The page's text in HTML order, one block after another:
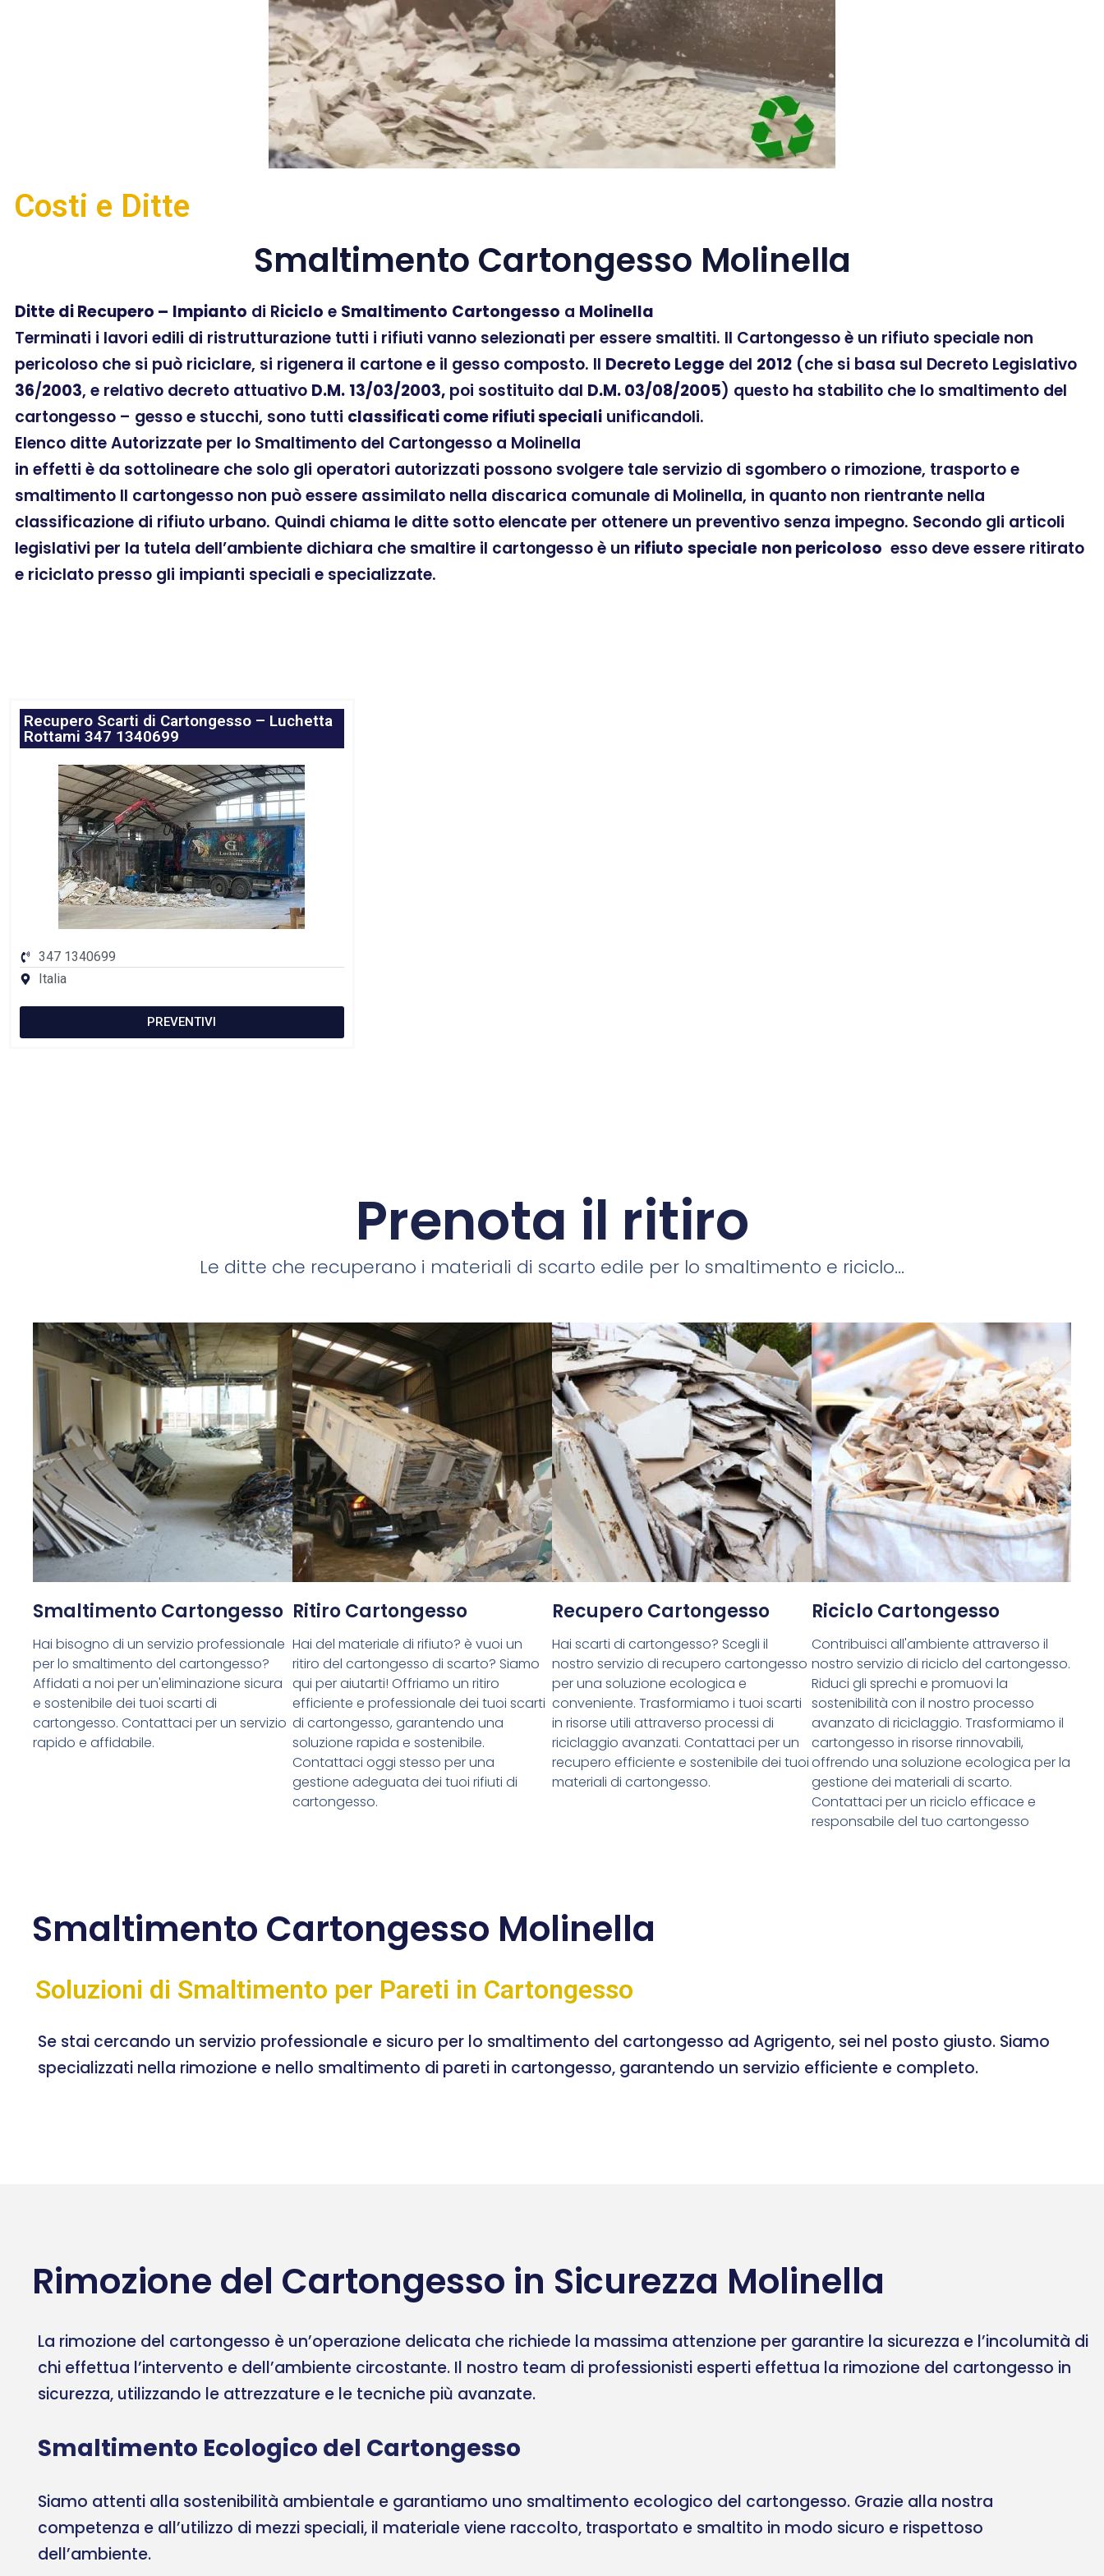
Costi e Ditte
Smaltimento Cartongesso Molinella
Ditte di Recupero – Impianto di Riciclo e Smaltimento Cartongesso a Molinella
Terminati i lavori edili di ristrutturazione tutti i rifiuti vanno selezionati per essere smaltiti. Il Cartongesso è un rifiuto speciale non
pericoloso che si può riciclare, si rigenera il cartone e il gesso composto. Il Decreto Legge del 2012 (che si basa sul Decreto Legislativo
36/2003, e relativo decreto attuativo D.M. 13/03/2003, poi sostituito dal D.M. 03/08/2005) questo ha stabilito che lo smaltimento del
cartongesso – gesso e stucchi, sono tutti classificati come rifiuti speciali unificandoli.
Elenco ditte Autorizzate per lo Smaltimento del Cartongesso a Molinella
in effetti è da sottolineare che solo gli operatori autorizzati possono svolgere tale servizio di sgombero o rimozione, trasporto e
smaltimento Il cartongesso non può essere assimilato nella discarica comunale di Molinella, in quanto non rientrante nella
classificazione di rifiuto urbano. Quindi chiama le ditte sotto elencate per ottenere un preventivo senza impegno. Secondo gli articoli
legislativi per la tutela dell’ambiente dichiara che smaltire il cartongesso è un rifiuto speciale non pericoloso esso deve essere ritirato
e riciclato presso gli impianti speciali e specializzate.
Recupero Scarti di Cartongesso – Luchetta
Rottami 347 1340699
347 1340699
Italia
PREVENTIVI
Prenota il ritiro
Le ditte che recuperano i materiali di scarto edile per lo smaltimento e riciclo...
Smaltimento Cartongesso
Hai bisogno di un servizio professionale
per lo smaltimento del cartongesso?
Affidati a noi per un'eliminazione sicura
e sostenibile dei tuoi scarti di
cartongesso. Contattaci per un servizio
rapido e affidabile.
Ritiro Cartongesso
Hai del materiale di rifiuto? è vuoi un
ritiro del cartongesso di scarto? Siamo
qui per aiutarti! Offriamo un ritiro
efficiente e professionale dei tuoi scarti
di cartongesso, garantendo una
soluzione rapida e sostenibile.
Contattaci oggi stesso per una
gestione adeguata dei tuoi rifiuti di
cartongesso.
Recupero Cartongesso
Hai scarti di cartongesso? Scegli il
nostro servizio di recupero cartongesso
per una soluzione ecologica e
conveniente. Trasformiamo i tuoi scarti
in risorse utili attraverso processi di
riciclaggio avanzati. Contattaci per un
recupero efficiente e sostenibile dei tuoi
materiali di cartongesso.
Riciclo Cartongesso
Contribuisci all'ambiente attraverso il
nostro servizio di riciclo del cartongesso.
Riduci gli sprechi e promuovi la
sostenibilità con il nostro processo
avanzato di riciclaggio. Trasformiamo il
cartongesso in risorse rinnovabili,
offrendo una soluzione ecologica per la
gestione dei materiali di scarto.
Contattaci per un riciclo efficace e
responsabile del tuo cartongesso
Smaltimento Cartongesso Molinella
Soluzioni di Smaltimento per Pareti in Cartongesso
Se stai cercando un servizio professionale e sicuro per lo smaltimento del cartongesso ad Agrigento, sei nel posto giusto. Siamo
specializzati nella rimozione e nello smaltimento di pareti in cartongesso, garantendo un servizio efficiente e completo.
Rimozione del Cartongesso in Sicurezza Molinella
La rimozione del cartongesso è un’operazione delicata che richiede la massima attenzione per garantire la sicurezza e l’incolumità di
chi effettua l’intervento e dell’ambiente circostante. Il nostro team di professionisti esperti effettua la rimozione del cartongesso in
sicurezza, utilizzando le attrezzature e le tecniche più avanzate.
Smaltimento Ecologico del Cartongesso
Siamo attenti alla sostenibilità ambientale e garantiamo uno smaltimento ecologico del cartongesso. Grazie alla nostra
competenza e all’utilizzo di mezzi speciali, il materiale viene raccolto, trasportato e smaltito in modo sicuro e rispettoso
dell’ambiente.